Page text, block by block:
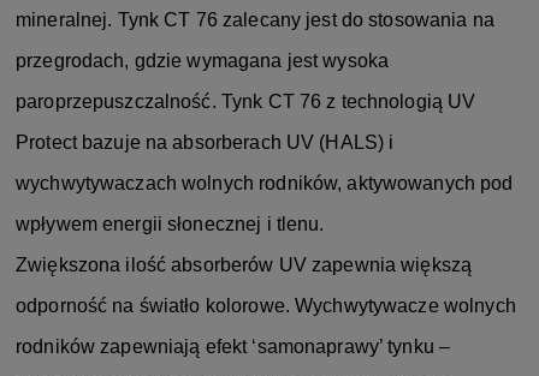
mineralnej. Tynk CT 76 zalecany jest do stosowania na
przegrodach, gdzie wymagana jest wysoka
paroprzepuszczalność. Tynk CT 76 z technologią UV
Protect bazuje na absorberach UV (HALS) i
wychwytywaczach wolnych rodników, aktywowanych pod
wpływem energii słonecznej i tlenu.
Zwiększona ilość absorberów UV zapewnia większą
odporność na światło kolorowe. Wychwytywacze wolnych
rodników zapewniają efekt ‘samonaprawy’ tynku –